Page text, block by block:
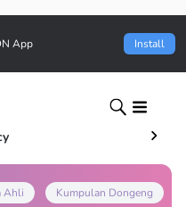
App Install
Ahli Kumpulan Dongeng